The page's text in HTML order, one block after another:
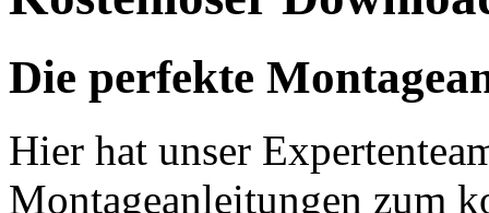
Die perfekte
Hier hat unser
Montageanleitungen zum